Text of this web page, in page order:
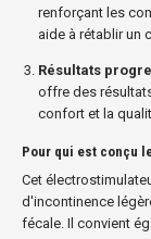
renforçant les
aide à rétablir un
Résultats
offre des
confort et la
Pour qui est conçu
Cet
d'incontinence
fécale. Il convient